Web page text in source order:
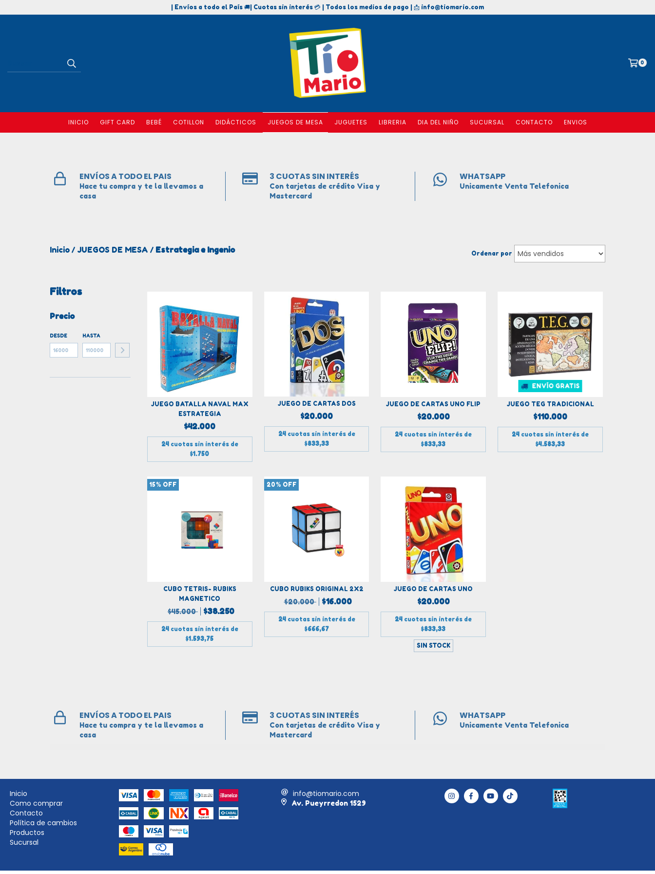
| Envíos a todo el País 🚚| Cuotas sin interés 💳 | Todos los medios de pago | 📩 info@tiomario.com
0
INICIO GIFT CARD BEBÉ COTILLON DIDÁCTICOS JUEGOS DE MESA JUGUETES LIBRERIA DIA DEL NIÑO SUCURSAL CONTACTO ENVIOS
ENVÍOS A TODO EL PAIS
Hace tu compra y te la llevamos a
casa
3 CUOTAS SIN INTERÉS
Con tarjetas de crédito Visa y
Mastercard
WHATSAPP
Unicamente Venta Telefonica
Inicio / JUEGOS DE MESA / Estrategia e Ingenio Ordenar por
Filtros
Precio
DESDE HASTA
JUEGO BATALLA NAVAL MAX
ESTRATEGIA
$42.000
24 cuotas sin interés de
$1.750
JUEGO DE CARTAS DOS
$20.000
24 cuotas sin interés de
$833,33
JUEGO DE CARTAS UNO FLIP
$20.000
24 cuotas sin interés de
$833,33
ENVÍO GRATIS
JUEGO TEG TRADICIONAL
$110.000
24 cuotas sin interés de
$4.583,33
15% OFF
CUBO TETRIS- RUBIKS
MAGNETICO
$45.000 $38.250
24 cuotas sin interés de
$1.593,75
20% OFF
CUBO RUBIKS ORIGINAL 2X2
$20.000 $16.000
24 cuotas sin interés de
$666,67
JUEGO DE CARTAS UNO
$20.000
24 cuotas sin interés de
$833,33
SIN STOCK
ENVÍOS A TODO EL PAIS
Hace tu compra y te la llevamos a
casa
3 CUOTAS SIN INTERÉS
Con tarjetas de crédito Visa y
Mastercard
WHATSAPP
Unicamente Venta Telefonica
Inicio
Como comprar
Contacto
Política de cambios
Productos
Sucursal
info@tiomario.com
Av. Pueyrredon 1529